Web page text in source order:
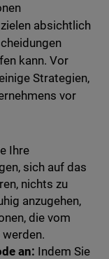
absichtlich
kann. Vor
Strategien,
vor
Ihre
sich auf das
nichts zu
anzugehen,
die vom
an: Indem Sie